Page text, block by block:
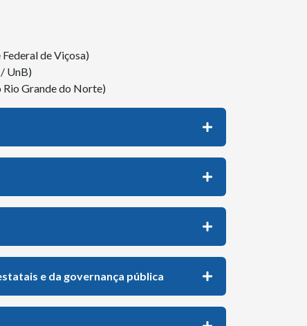
de Viçosa)
UnB)
Rio Grande do Norte)
e da governança pública